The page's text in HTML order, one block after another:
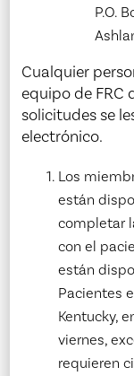
P.O.
Cualquier
equipo de FRC
solicitudes se
electrónico.
Los
están
completar
con el
están
Pacientes
Kentucky,
viernes,
requieren